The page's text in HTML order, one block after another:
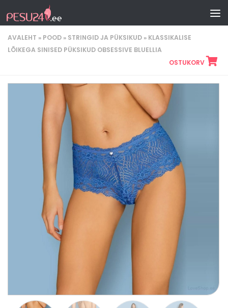
Skip to content
AVALEHT » POOD » STRINGID JA PÜKSIKUD » KLASSIKALISE
LÕIKEGA SINISED PÜKSIKUD OBSESSIVE BLUELLIA
OSTUKORV